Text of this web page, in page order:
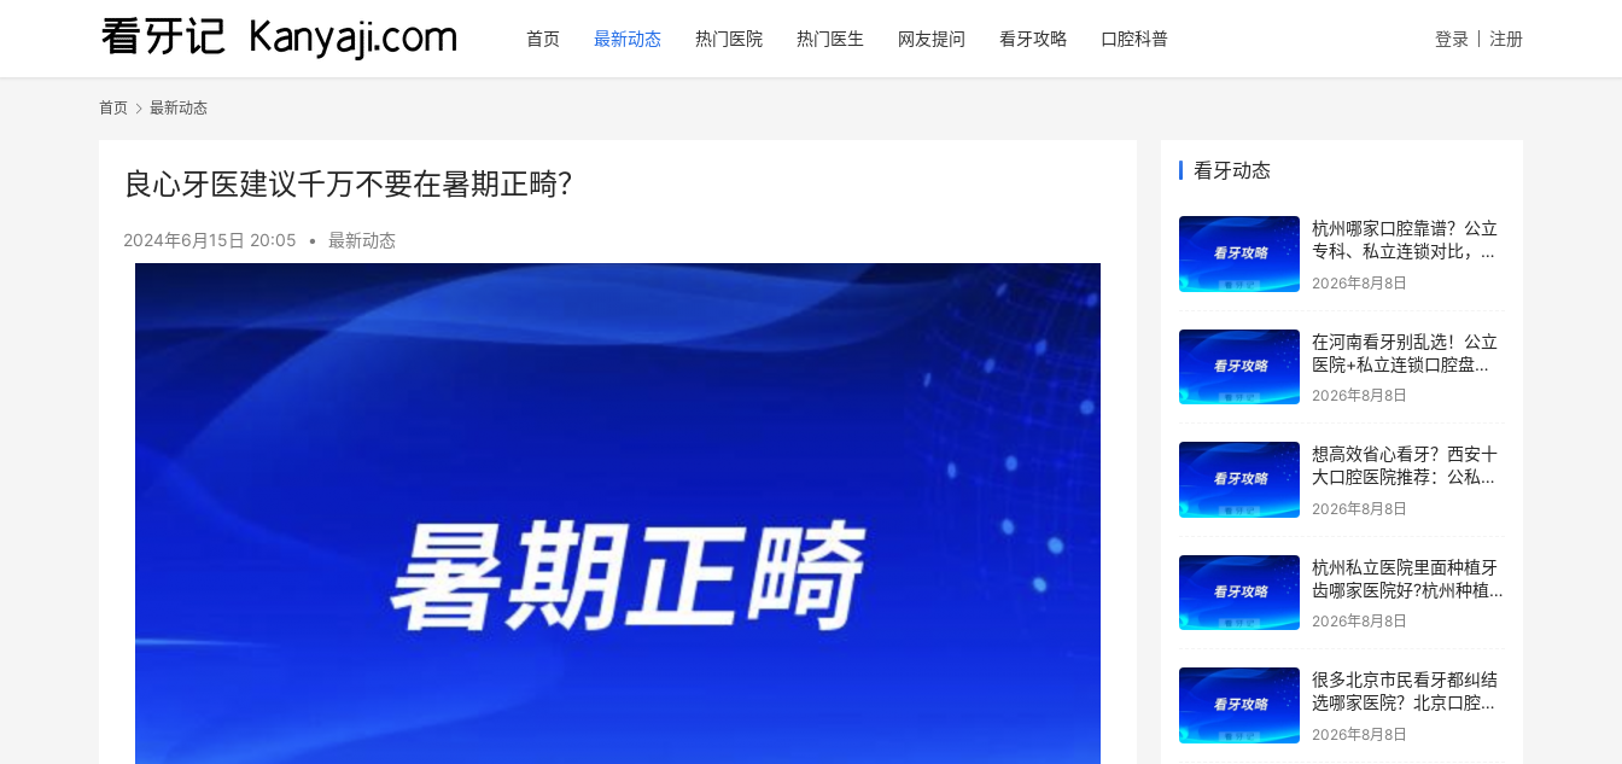
首页 最新动态 热门医院 热门医生 网友提问 看牙攻略 口腔科普 登录 注册
首页 最新动态
良心牙医建议千万不要在暑期正畸？
2024年6月15日 20:05 • 最新动态
看牙动态
杭州哪家口腔靠谱？公立
专科、私立连锁对比，医
院优势、特色、擅长全都
有，看牙省钱不踩雷！附
种牙、矫正最新价格
2026年8月8日
在河南看牙别乱选！公立
医院+私立连锁口腔盘
点，医院优势、擅长项目
避坑收好！附价格表
2026年8月8日
想高效省心看牙？西安十
大口腔医院推荐：公私立
综合实力测评，精准匹配
种植、矫正、拔牙、补牙
齿项目价格参考
2026年8月8日
杭州私立医院里面种植牙
齿哪家医院好?杭州种植
牙齿多少钱一颗?杭州种
2026年8月8日
很多北京市民看牙都纠结
选哪家医院？北京口腔医
院前五排名出炉！看牙首
选这5家，靠谱不踩坑
2026年8月8日